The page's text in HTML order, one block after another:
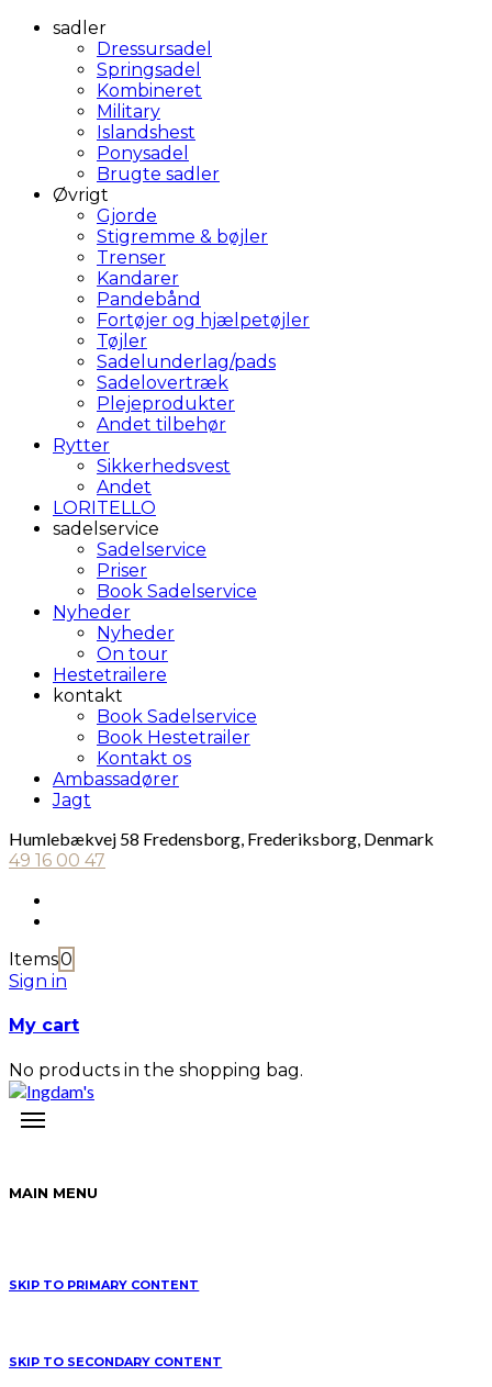
sadler
Dressursadel
Springsadel
Kombineret
Military
Islandshest
Ponysadel
Brugte sadler
Øvrigt
Gjorde
Stigremme & bøjler
Trenser
Kandarer
Pandebånd
Fortøjer og hjælpetøjler
Tøjler
Sadelunderlag/pads
Sadelovertræk
Plejeprodukter
Andet tilbehør
Rytter
Sikkerhedsvest
Andet
LORITELLO
sadelservice
Sadelservice
Priser
Book Sadelservice
Nyheder
Nyheder
On tour
Hestetrailere
kontakt
Book Sadelservice
Book Hestetrailer
Kontakt os
Ambassadører
Jagt
Humlebækvej 58 Fredensborg, Frederiksborg, Denmark
49 16 00 47
Items0
Sign in
My cart
No products in the shopping bag.
MAIN MENU
SKIP TO PRIMARY CONTENT
SKIP TO SECONDARY CONTENT